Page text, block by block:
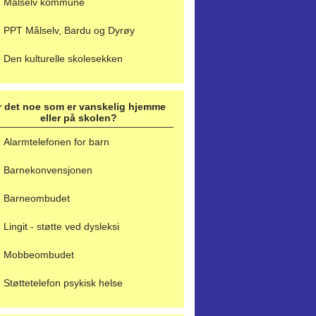
PPT Målselv, Bardu og Dyrøy
Den kulturelle skolesekken
det noe som er vanskelig hjemme
eller på skolen?
Alarmtelefonen for barn
Barnekonvensjonen
Barneombudet
Lingit - støtte ved dysleksi
Mobbeombudet
Støttetelefon psykisk helse